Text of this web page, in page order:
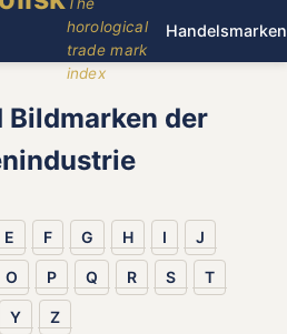
horological
trade mark
index
Handelsmarken
der
E F G H I J
O P Q R S T
Y Z